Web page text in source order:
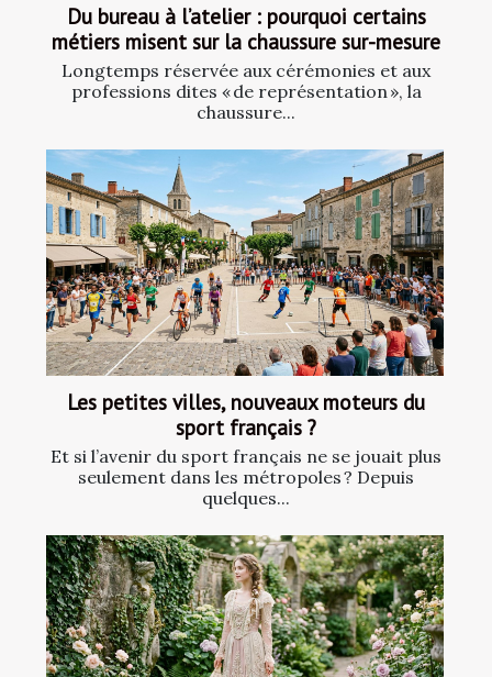
Du bureau à l’atelier : pourquoi certains
métiers misent sur la chaussure sur-mesure
Longtemps réservée aux cérémonies et aux
professions dites « de représentation », la
chaussure...
Les petites villes, nouveaux moteurs du
sport français ?
Et si l’avenir du sport français ne se jouait plus
seulement dans les métropoles ? Depuis
quelques...